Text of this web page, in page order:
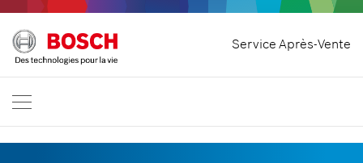
Service Après-Vente
Accueil
Bosch Professional
Nous contacter